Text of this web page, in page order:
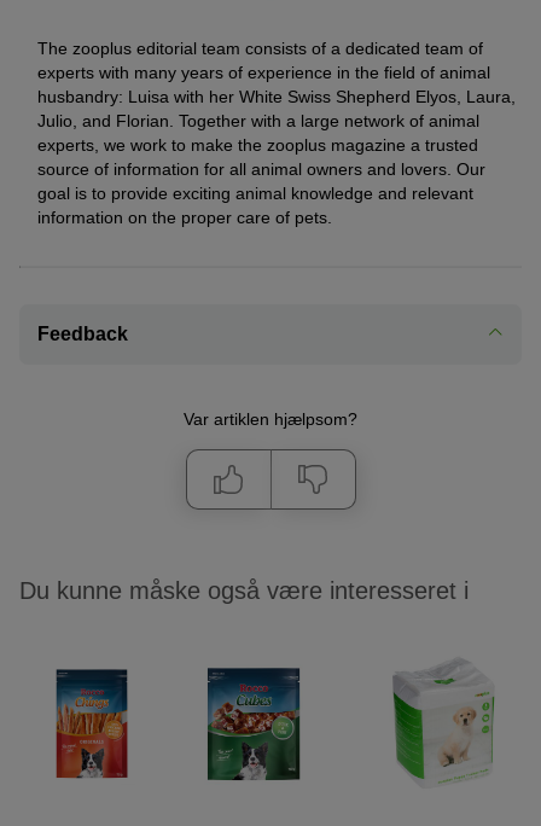
The zooplus editorial team consists of a dedicated team of
experts with many years of experience in the field of animal
husbandry: Luisa with her White Swiss Shepherd Elyos, Laura,
Julio, and Florian. Together with a large network of animal
experts, we work to make the zooplus magazine a trusted
source of information for all animal owners and lovers. Our
goal is to provide exciting animal knowledge and relevant
information on the proper care of pets.
Feedback
Var artiklen hjælpsom?
Du kunne måske også være interesseret i